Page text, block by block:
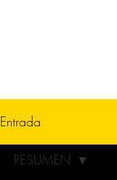
Entrada
RESUMEN